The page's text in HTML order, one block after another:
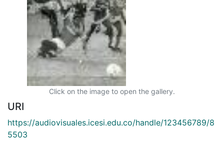
Click on the image to open the gallery.
URI
https://audiovisuales.icesi.edu.co/handle/123456789/8
5503